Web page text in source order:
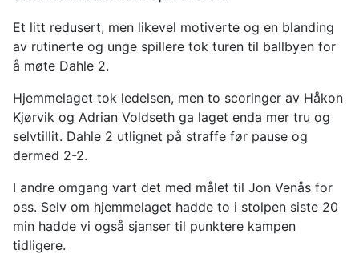
Et litt redusert, men likevel motiverte og en blanding
av rutinerte og unge spillere tok turen til ballbyen for
å møte Dahle 2.
Hjemmelaget tok ledelsen, men to scoringer av Håkon
Kjørvik og Adrian Voldseth ga laget enda mer tru og
selvtillit. Dahle 2 utlignet på straffe før pause og
dermed 2-2.
I andre omgang vart det med målet til Jon Venås for
oss. Selv om hjemmelaget hadde to i stolpen siste 20
min hadde vi også sjanser til punktere kampen
tidligere.